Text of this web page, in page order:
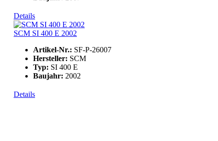
Details
SCM SI 400 E 2002
Artikel-Nr.: SF-P-26007
Hersteller: SCM
Typ: SI 400 E
Baujahr: 2002
Details